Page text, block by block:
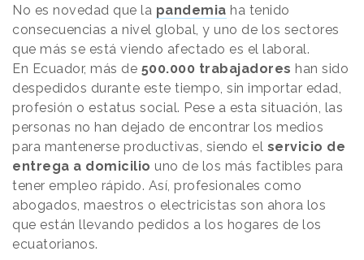
No es novedad que la pandemia ha tenido
consecuencias a nivel global, y uno de los sectores
que más se está viendo afectado es el laboral.
En Ecuador, más de 500.000 trabajadores han sido
despedidos durante este tiempo, sin importar edad,
profesión o estatus social. Pese a esta situación, las
personas no han dejado de encontrar los medios
para mantenerse productivas, siendo el servicio de
entrega a domicilio uno de los más factibles para
tener empleo rápido. Así, profesionales como
abogados, maestros o electricistas son ahora los
que están llevando pedidos a los hogares de los
ecuatorianos.